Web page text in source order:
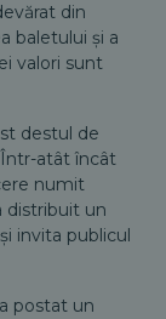
din
baletului și a
valori sunt
destul de
atât încât
numit
distribuit un
invita publicul
postat un